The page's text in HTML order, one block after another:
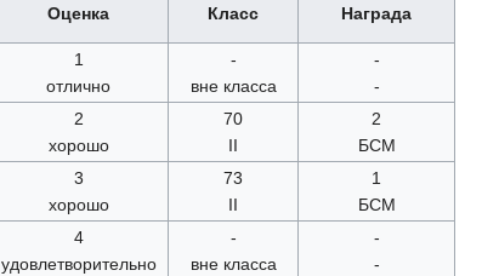
Оценка
Класс
Награда
1
отлично
-
вне класса
-
-
2
хорошо
70
II
2
БСМ
3
хорошо
73
II
1
БСМ
4
удовлетворительно
-
вне класса
-
-